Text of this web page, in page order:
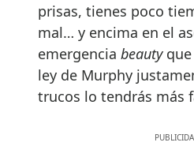
prisas, tienes poco
mal… y encima en el
emergencia beautyque
ley de Murphy
trucos lo tendrás más